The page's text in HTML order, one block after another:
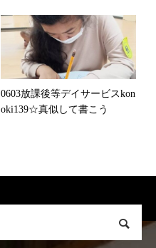
0603放課後等デイサービスkon
oki139☆真似して書こう